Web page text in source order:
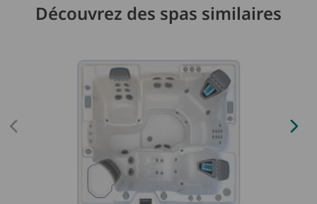
Découvrez des spas similaires